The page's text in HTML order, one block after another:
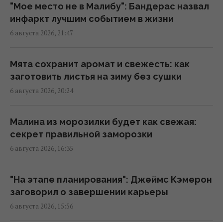
Жена каждый месяц путешествует одна:
она назвала 4 неожиданных плюса для
брака
79-летняя Ротару впервые за долгое время
показала, как она выглядит сейчас
687 тысяч солнечных панелей помогли
городу пережить три урагана
Как избежать штрафа за превышение норм
багажа: шесть рабочих лайфхаков
"Мое место не в Малибу": Бандерас назвал
инфаркт лучшим событием в жизни
6 августа 2026, 21:47
Мята сохранит аромат и свежесть: как
заготовить листья на зиму без сушки
6 августа 2026, 20:24
Малина из морозилки будет как свежая:
секрет правильной заморозки
6 августа 2026, 16:35
"На этапе планирования": Джеймс Кэмерон
заговорил о завершении карьеры
6 августа 2026, 15:56